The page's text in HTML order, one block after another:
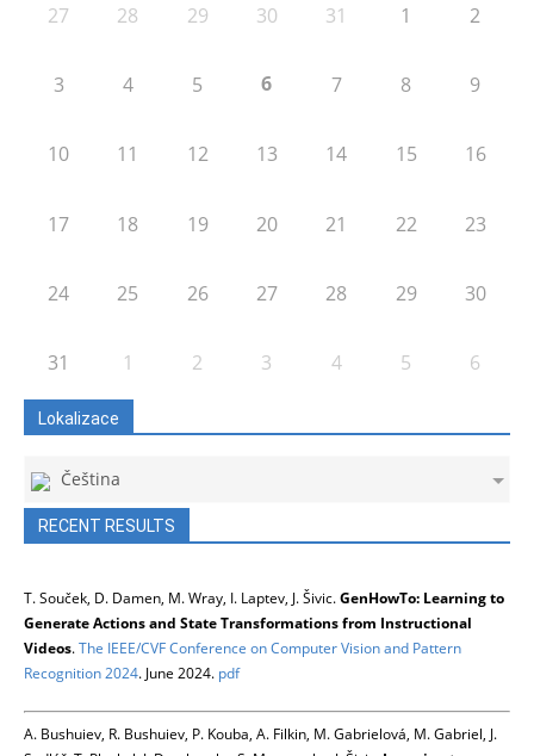
27 28 29 30 31 1 2
3 4 5 6 7 8 9
10 11 12 13 14 15 16
17 18 19 20 21 22 23
24 25 26 27 28 29 30
31 1 2 3 4 5 6
Lokalizace
Čeština
RECENT RESULTS
T. Souček, D. Damen, M. Wray, I. Laptev, J. Šivic.GenHowTo: Learning to
Generate Actions and State Transformations from Instructional
Videos.The IEEE/CVF Conference on Computer Vision and Pattern
Recognition 2024. June 2024. pdf
A. Bushuiev, R. Bushuiev, P. Kouba, A. Filkin, M. Gabrielová, M. Gabriel, J.